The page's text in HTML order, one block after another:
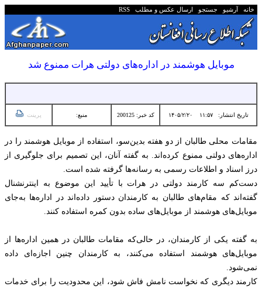
خانه آرشیو جستجو ارسال عکس و مطلب RSS
موبایل هوشمند در اداره‌های دولتی هرات ممنوع شد
تاریخ انتشار:۱۱:۵۷ ۱۴۰۵/۲/۲۰ کد خبر: 200125 منبع: پرینت
مقامات محلی طالبان از دو هفته بدین‌سو، استفاده از موبایل هوشمند را در
اداره‌های دولتی ممنوع کرده‌اند. به گفته آنان، این تصمیم برای جلوگیری از
درز اسناد و اطلاعات رسمی به رسانه‌ها گرفته شده است.
دست‌کم سه کارمند دولتی در هرات با تأیید این موضوع به اینترنشنال
گفته‌اند که مقام‌های طالبان به کارمندان دستور داده‌اند در اداره‌ها به‌جای
موبایل‌های هوشمند از موبایل‌های ساده بدون کمره استفاده کنند.
به گفته یکی از کارمندان، در حالی‌که مقامات طالبان در همین اداره‌ها از
موبایل‌های هوشمند استفاده می‌کنند، به کارمندان چنین اجازه‌ای داده
نمی‌شود.
کارمند دیگری که نخواست نامش فاش شود، این محدودیت را برای خدمات